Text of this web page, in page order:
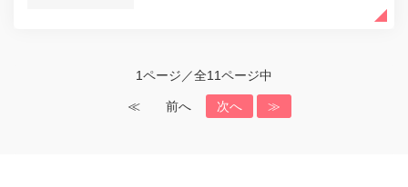
1ページ／全11ページ中
≪ 前へ 次へ ≫